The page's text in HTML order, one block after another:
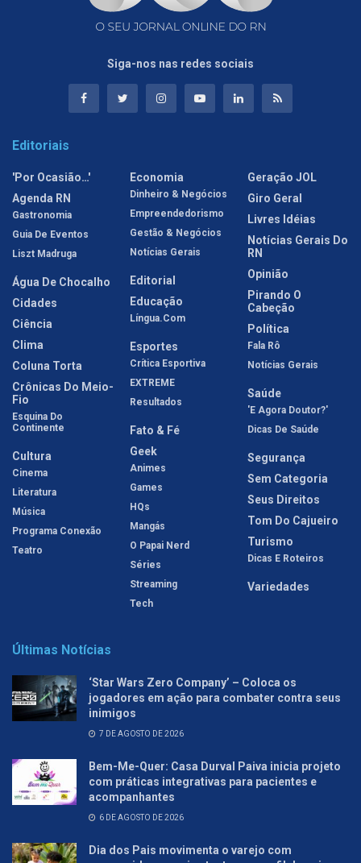
Siga-nos nas redes sociais
Editoriais
'Por Ocasião…'
Agenda RN
Gastronomia
Guia De Eventos
Liszt Madruga
Água De Chocalho
Cidades
Ciência
Clima
Coluna Torta
Crônicas Do Meio-
Fio
Esquina Do
Continente
Cultura
Cinema
Literatura
Música
Programa Conexão
Teatro
Economia
Dinheiro & Negócios
Empreendedorismo
Gestão & Negócios
Notícias Gerais
Editorial
Educação
Língua.com
Esportes
Crítica Esportiva
EXTREME
Resultados
Fato & Fé
Geek
Animes
Games
HQs
Mangás
O Papai Nerd
Séries
Streaming
Tech
Geração JOL
Giro Geral
Livres Idéias
Notícias Gerais Do
RN
Opinião
Pirando O
Cabeção
Política
Fala Rô
Notícias Gerais
Saúde
'E Agora Doutor?'
Dicas De Saúde
Segurança
Sem Categoria
Seus Direitos
Tom Do Cajueiro
Turismo
Dicas E Roteiros
Variedades
Últimas Notícias
‘Star Wars Zero Company’ – Coloca os
jogadores em ação para combater contra seus
inimigos
7 DE AGOSTO DE 2026
Bem-Me-Quer: Casa Durval Paiva inicia projeto
com práticas integrativas para pacientes e
acompanhantes
6 DE AGOSTO DE 2026
Dia dos Pais movimenta o varejo com